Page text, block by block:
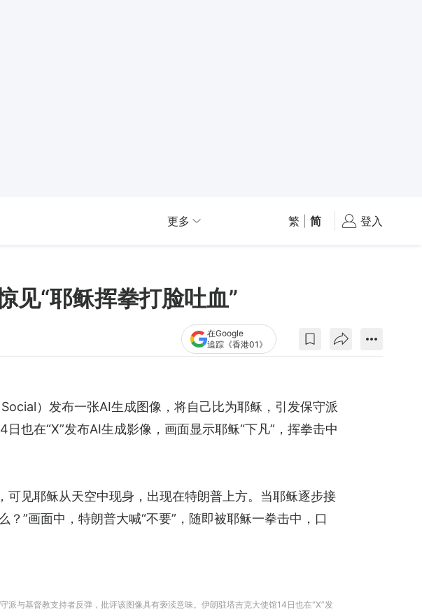
更多 繁 简 登入
“耶稣挥拳打脸吐血”
在Google
追踪《香港01》
）发布一张AI生成图像，将自己比为耶稣，引发保守派
也在“X”发布AI生成影像，画面显示耶稣“下凡”，挥拳击中
见耶稣从天空中现身，出现在特朗普上方。当耶稣逐步接
”画面中，特朗普大喊“不要”，随即被耶稣一拳击中，口
与基督教支持者反弹，批评该图像具有亵渎意味。伊朗驻塔吉克大使馆14日也在“X”发